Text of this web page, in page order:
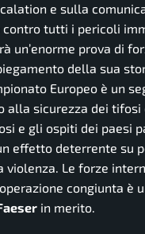
e sulla
contro tutti i pericoli
un’enorme prova di
della sua
Europeo è un
alla sicurezza dei
e gli ospiti dei paesi
effetto deterrente su
violenza. Le forze
congiunta
in merito.